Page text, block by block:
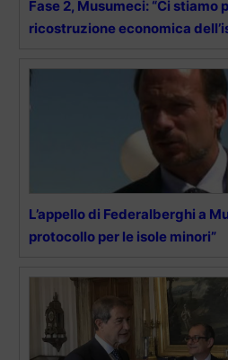
Fase 2, Musumeci: “Ci stiamo
ricostruzione economica
L’appello di Federalberghi a
protocollo per le isole minori”